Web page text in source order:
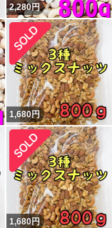
2,280円
1,680円
1,680円